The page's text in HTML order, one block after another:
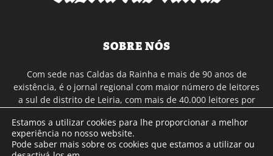
SOBRE NÓS
Com sede nas Caldas da Rainha e mais de 90 anos de
existência, é o jornal regional com maior número de leitores
a sul de distrito de Leiria, com mais de 40.000 leitores por
Continental e assinatura online.
Estamos a utilizar cookies para lhe proporcionar a melhor
experiência no nosso website.
Pode saber mais sobre os cookies que estamos a utilizar ou